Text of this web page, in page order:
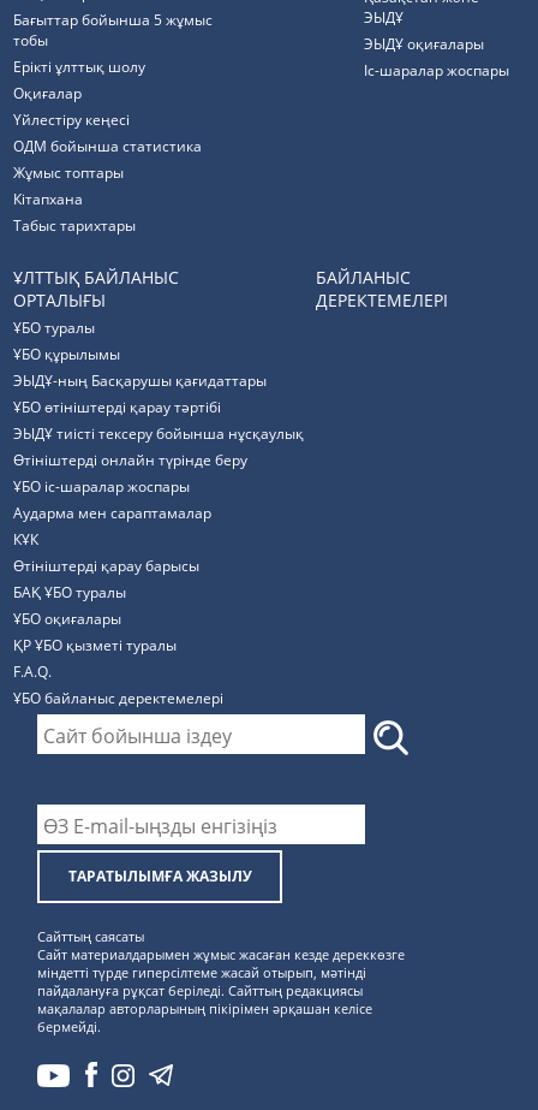
Бағыттар бойынша 5 жұмыс
тобы
Ерікті ұлттық шолу
Оқиғалар
Үйлестіру кеңесі
ОДМ бойынша статистика
Жұмыс топтары
Кітапхана
Табыс тарихтары
ЭЫДҰ
ЭЫДҰ оқиғалары
Іс-шаралар жоспары
ҰЛТТЫҚ БАЙЛАНЫС
ОРТАЛЫҒЫ
ҰБО туралы
ҰБО құрылымы
ЭЫДҰ-ның Басқарушы қағидаттары
ҰБО өтініштерді қарау тәртібі
ЭЫДҰ тиісті тексеру бойынша нұсқаулық
Өтініштерді онлайн түрінде беру
ҰБО іс-шаралар жоспары
Аударма мен сараптамалар
КҰК
Өтініштерді қарау барысы
БАҚ ҰБО туралы
ҰБО оқиғалары
ҚР ҰБО қызметі туралы
F.A.Q.
ҰБО байланыс деректемелерi
БАЙЛАНЫС
ДЕРЕКТЕМЕЛЕРІ
ТАРАТЫЛЫМҒА ЖАЗЫЛУ
Сайттың саясаты
Сайт материалдарымен жұмыс жасаған кезде дереккөзге
міндетті түрде гиперсілтеме жасай отырып, мәтінді
пайдалануға рұқсат беріледі. Сайттың редакциясы
мақалалар авторларының пікірімен әрқашан келісе
бермейді.